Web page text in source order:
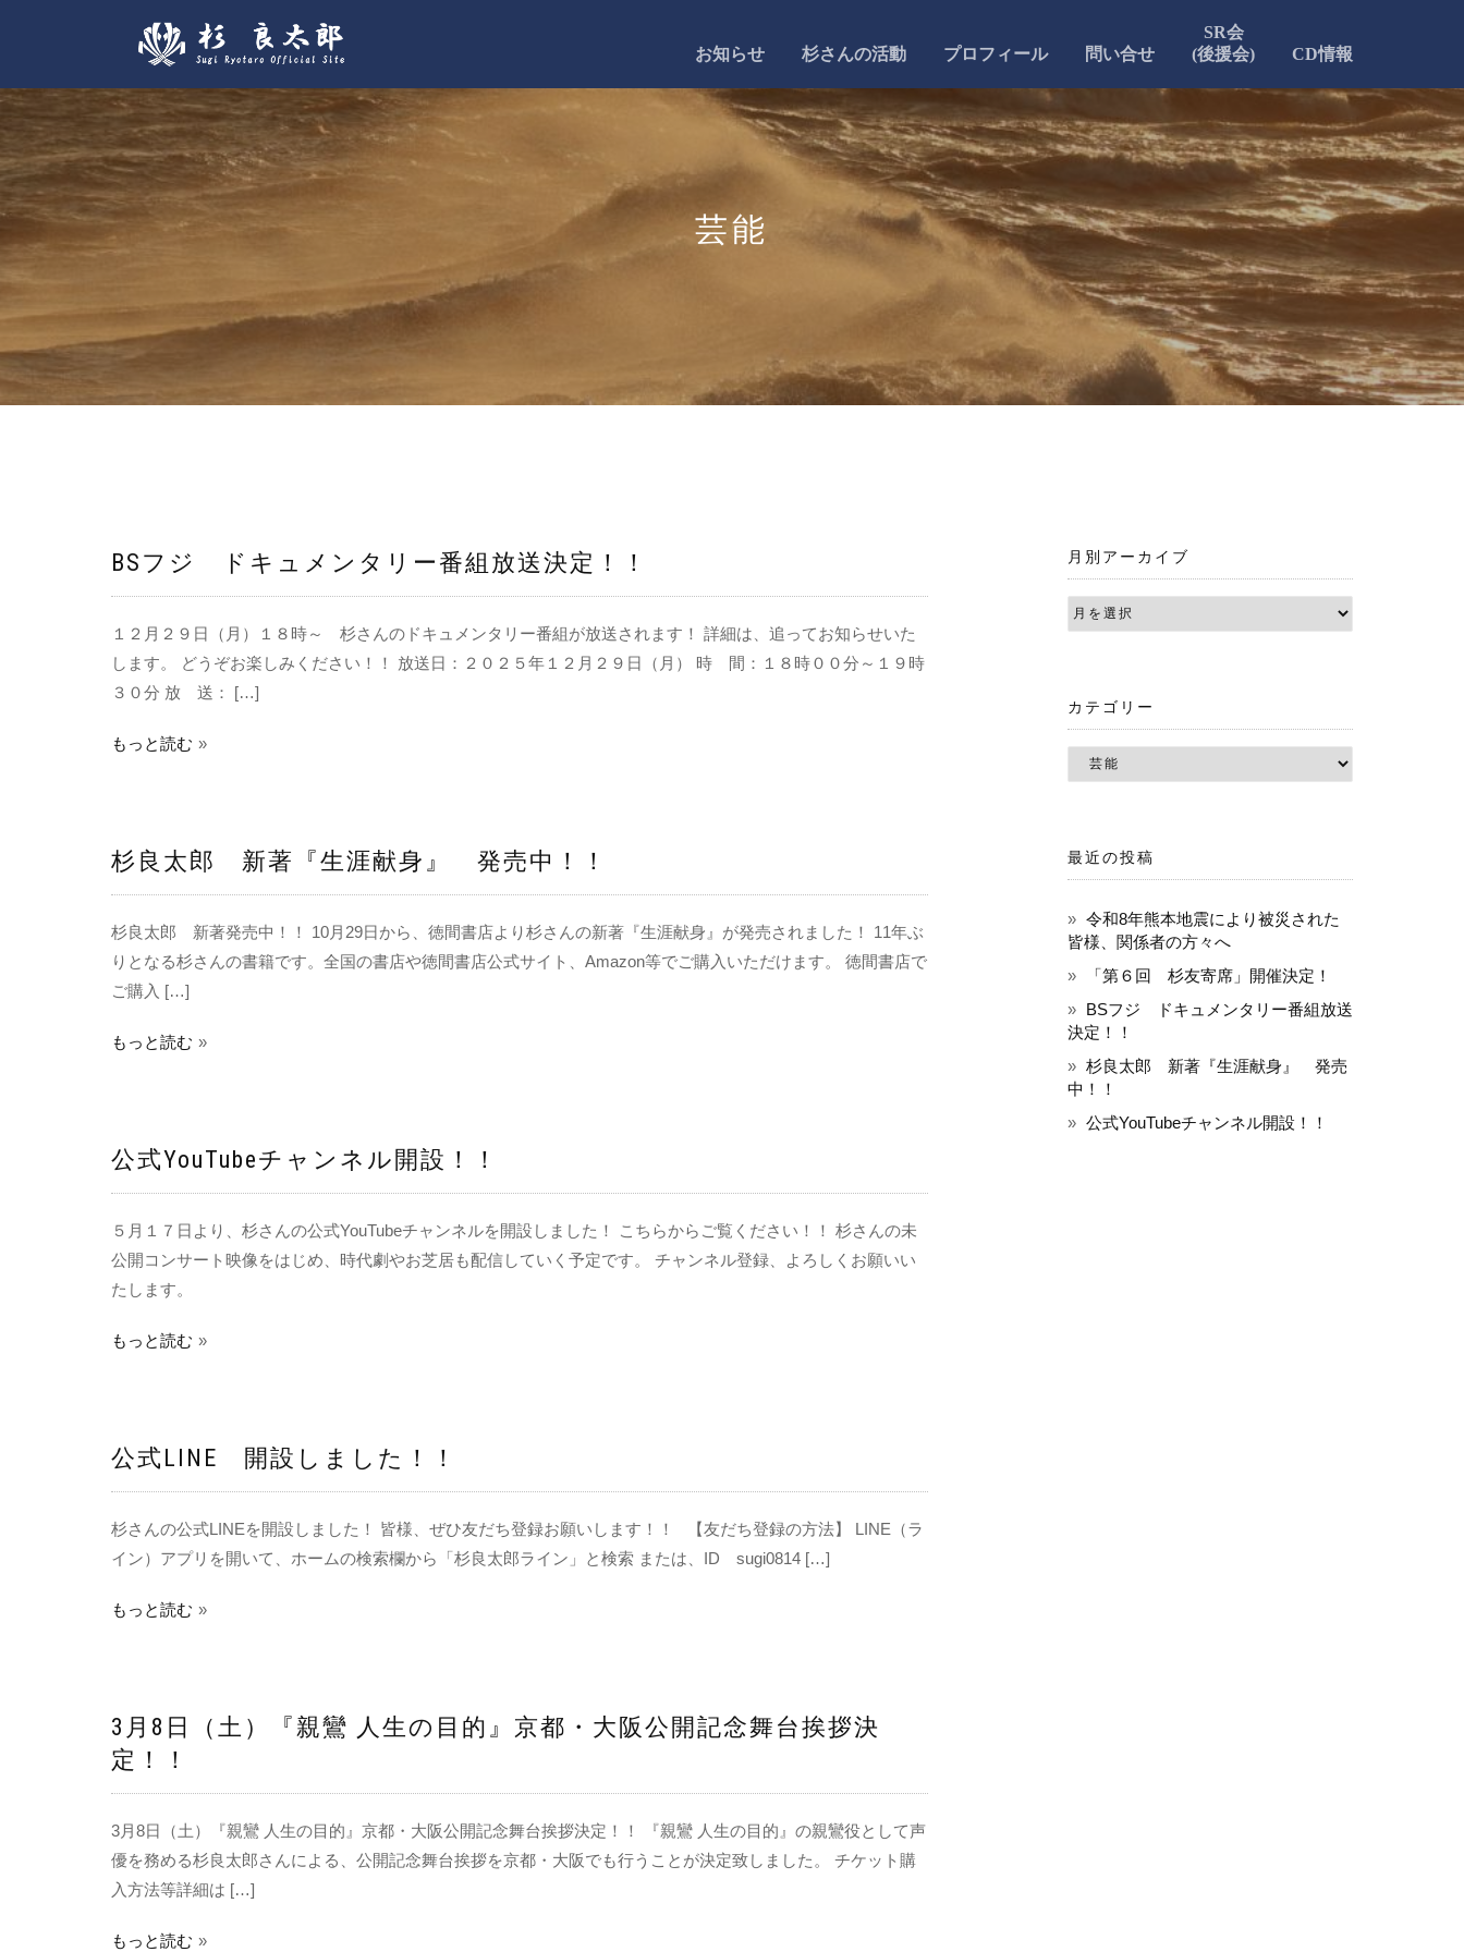
お知らせ 杉さんの活動 プロフィール 問い合せ
SR会
(後援会)
CD情報
芸能
BSフジ ドキュメンタリー番組放送決定！！
１２月２９日（月）１８時～ 杉さんのドキュメンタリー番組が放送されます！ 詳細は、追ってお知らせいた
します。 どうぞお楽しみください！！ 放送日：２０２５年１２月２９日（月） 時 間：１８時００分～１９時
３０分 放 送： […]
もっと読む
杉良太郎 新著『生涯献身』 発売中！！
杉良太郎 新著発売中！！ 10月29日から、徳間書店より杉さんの新著『生涯献身』が発売されました！ 11年ぶ
りとなる杉さんの書籍です。全国の書店や徳間書店公式サイト、Amazon等でご購入いただけます。 徳間書店で
ご購入 […]
もっと読む
公式YouTubeチャンネル開設！！
５月１７日より、杉さんの公式YouTubeチャンネルを開設しました！ こちらからご覧ください！！ 杉さんの未
公開コンサート映像をはじめ、時代劇やお芝居も配信していく予定です。 チャンネル登録、よろしくお願いい
たします。
もっと読む
公式LINE 開設しました！！
杉さんの公式LINEを開設しました！ 皆様、ぜひ友だち登録お願いします！！ 【友だち登録の方法】 LINE（ラ
イン）アプリを開いて、ホームの検索欄から「杉良太郎ライン」と検索 または、ID sugi0814 […]
もっと読む
3月8日（土）『親鸞 人生の目的』京都・大阪公開記念舞台挨拶決
定！！
3月8日（土）『親鸞 人生の目的』京都・大阪公開記念舞台挨拶決定！！ 『親鸞 人生の目的』の親鸞役として声
優を務める杉良太郎さんによる、公開記念舞台挨拶を京都・大阪でも行うことが決定致しました。 チケット購
入方法等詳細は […]
もっと読む
月別アーカイブ
カテゴリー
最近の投稿
令和8年熊本地震により被災された
皆様、関係者の方々へ
「第６回 杉友寄席」開催決定！
BSフジ ドキュメンタリー番組放送
決定！！
杉良太郎 新著『生涯献身』 発売
中！！
公式YouTubeチャンネル開設！！